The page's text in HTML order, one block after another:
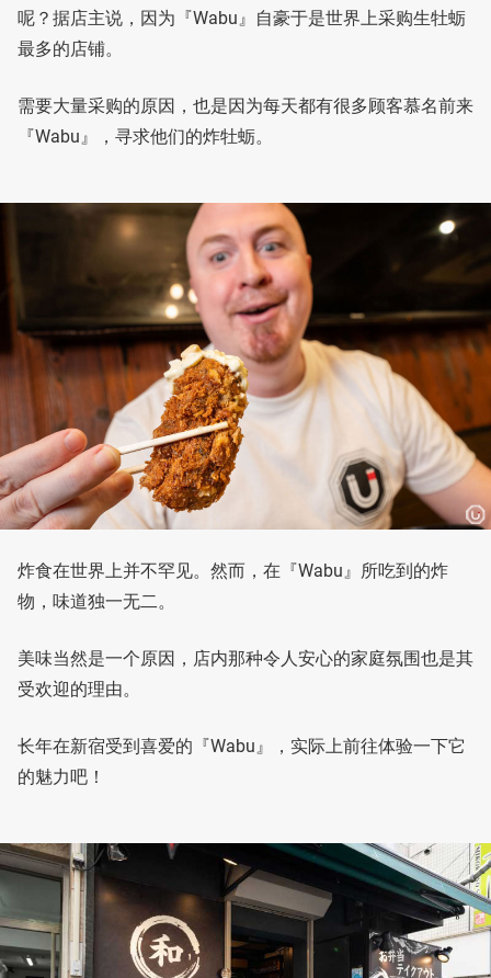
呢？据店主说，因为『Wabu』自豪于是世界上采购生牡蛎
最多的店铺。
需要大量采购的原因，也是因为每天都有很多顾客慕名前来
『Wabu』，寻求他们的炸牡蛎。
炸食在世界上并不罕见。然而，在『Wabu』所吃到的炸
物，味道独一无二。
美味当然是一个原因，店内那种令人安心的家庭氛围也是其
受欢迎的理由。
长年在新宿受到喜爱的『Wabu』，实际上前往体验一下它
的魅力吧！